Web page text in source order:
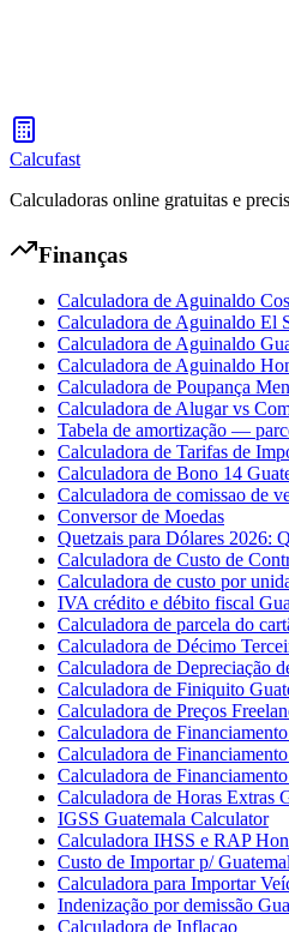
Calcule seu aguinaldo (13º salário)
Calcufast
Calculadoras online gratuitas e
Finanças
Calculadora de Aguinaldo
Calculadora de Aguinaldo El
Calculadora de Aguinaldo
Calculadora de Aguinaldo
Calculadora de Poupança
Calculadora de Alugar vs
Tabela de amortização —
Calculadora de Tarifas de
Calculadora de Bono 14
Calculadora de comissao de
Conversor de Moedas
Quetzais para Dólares 2026:
Calculadora de Custo de
Calculadora de custo por
IVA crédito e débito fiscal
Calculadora de parcela do
Calculadora de Décimo
Calculadora de Depreciação
Calculadora de Finiquito
Calculadora de Preços
Calculadora de
Calculadora de
Calculadora de
Calculadora de Horas Extras
IGSS Guatemala Calculator
Calculadora IHSS e RAP
Custo de Importar p/
Calculadora para Importar
Indenização por demissão
Calculadora de Inflacao